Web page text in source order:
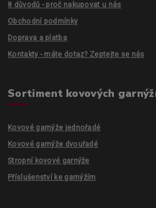
8 důvodů - proč nakupovat u nás
Obchodní podmínky
Doprava a platba
Kontakty - máte dotaz? Zeptejte se nás
Sortiment kovových
Kovové garnýže jednořadé
Kovové garnýže dvouřadé
Stropní kovové garnýže
Příslušenství ke garnýžím